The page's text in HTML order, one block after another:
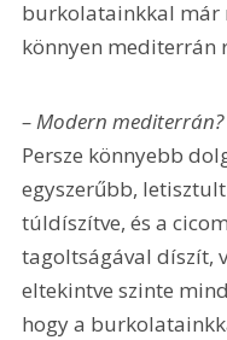
burkolatainkkal már
könnyen mediterrán
– Modern mediterrán?
Persze könnyebb
egyszerűbb,
túldíszítve, és a
tagoltságával díszít,
eltekintve szinte
hogy a